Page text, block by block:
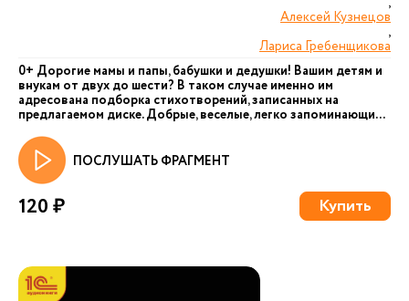
Алексей Кузнецов
,
Лариса Гребенщикова
0+ Дорогие мамы и папы, бабушки и дедушки! Вашим детям и
внукам от двух до шести? В таком случае именно им
адресована подборка стихотворений, записанных на
предлагаемом диске. Добрые, веселые, легко запоминающи...
ПОСЛУШАТЬ ФРАГМЕНТ
120 ₽ Купить